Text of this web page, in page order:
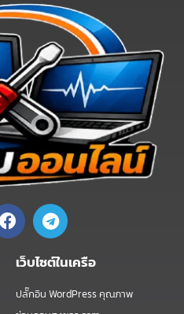
F
a
c
o
T
e
l
e
r
เว็บไซต์ในเครือ
ปลั๊กอิน WordPress คุณภาพ